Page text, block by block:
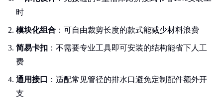
时
模块化组合 ：可自由裁剪长度的款式能减少材料浪费
简易卡扣 ：不需要专业工具即可安装的结构能省下人工
费
通用接口
：适配常见管径的排水口避免定制配件额外开
支